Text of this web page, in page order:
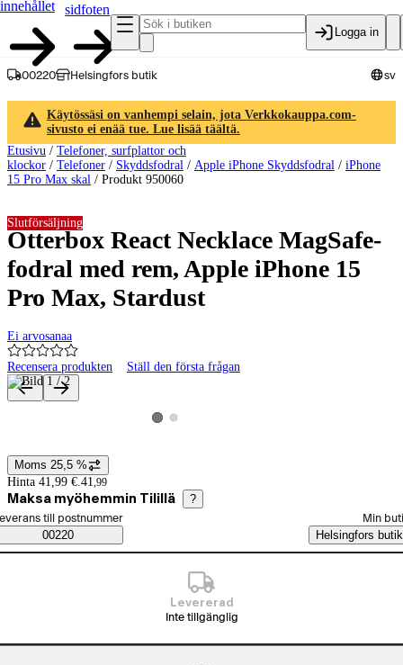
innehållet
sidfoten
Logga in
00220 Helsingfors butik sv
Käytössäsi on vanhempi selain, jota Verkkokauppa.com-
sivusto ei enää tue. Lue lisää täältä.
Etusivu / Telefoner, surfplattor och
klockor / Telefoner / Skyddsfodral / Apple iPhone Skyddsfodral / iPhone
15 Pro Max skal / Produkt 950060
Otterbox React Necklace MagSafe-
fodral med rem, Apple iPhone 15
Pro Max, Stardust
Ei arvosanaa
Recensera produkten Ställ den första frågan
Slutförsäljning
Produktbilder och videor
Visa produktbild 1
Visa produktbild 2
Prisinformation
Moms 25,5 %
Hinta 41,99 €. 41 ,99
Maksa myöhemmin Tilillä ?
Saatavuustiedot
beställningssätt
till postnummer
00220
Min
Helsingfors butik
Levererad
Inte tillgänglig